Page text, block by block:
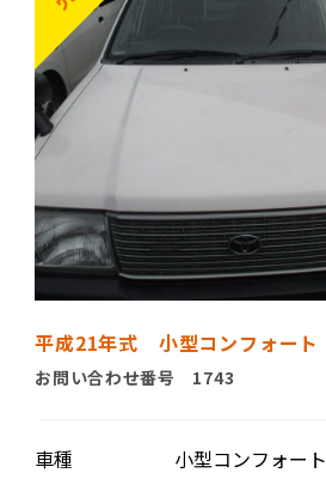
平成21年式 小型コンフォート
お問い合わせ番号 1743
車種
小型コンフォート